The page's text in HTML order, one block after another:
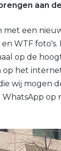
aan
met een
WTF foto's.
op de
het
wij mogen
WhatsApp op